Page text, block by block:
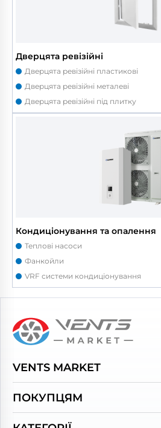
Дверцята ревізійні
Дверцята ревізійні пластикові
Дверцята ревізійні металеві
Дверцята ревізійні під плитку
Кондиціонування та опалення
Теплові насоси
Фанкойли
VRF системи кондиціонування
VENTS MARKET
Бренди
ПОКУПЦЯМ
Оплата та доставка